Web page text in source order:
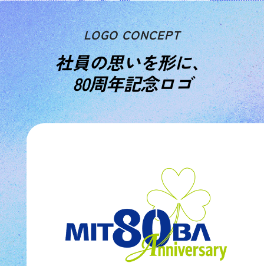
VIEW MORE
LOGO CONCEPT
社員の思いを形に、
80周年記念ロゴ